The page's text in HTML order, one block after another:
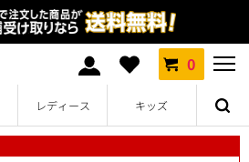
0
レディース キッズ